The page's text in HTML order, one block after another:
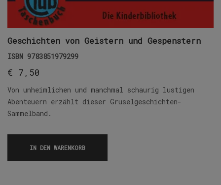
Geschichten von Geistern und Gespenstern
ISBN 9783851979299
€ 7,50
Von unheimlichen und manchmal schaurig lustigen
Abenteuern erzählt dieser Gruselgeschichten-
Sammelband.
IN DEN WARENKORB